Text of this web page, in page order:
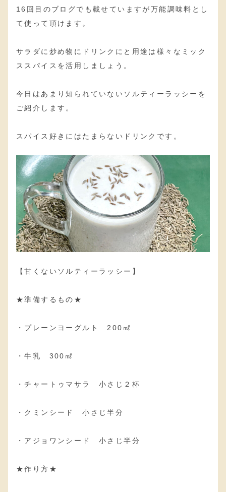
16回目のブログでも載せていますが万能調味料とし
て使って頂けます。
サラダに炒め物にドリンクにと用途は様々なミック
ススパイスを活用しましょう。
今日はあまり知られていないソルティーラッシーを
ご紹介します。
スパイス好きにはたまらないドリンクです。
【甘くないソルティーラッシー】
★準備するもの★
・プレーンヨーグルト 200㎖
・牛乳 300㎖
・チャートゥマサラ 小さじ２杯
・クミンシード 小さじ半分
・アジョワンシード 小さじ半分
★作り方★